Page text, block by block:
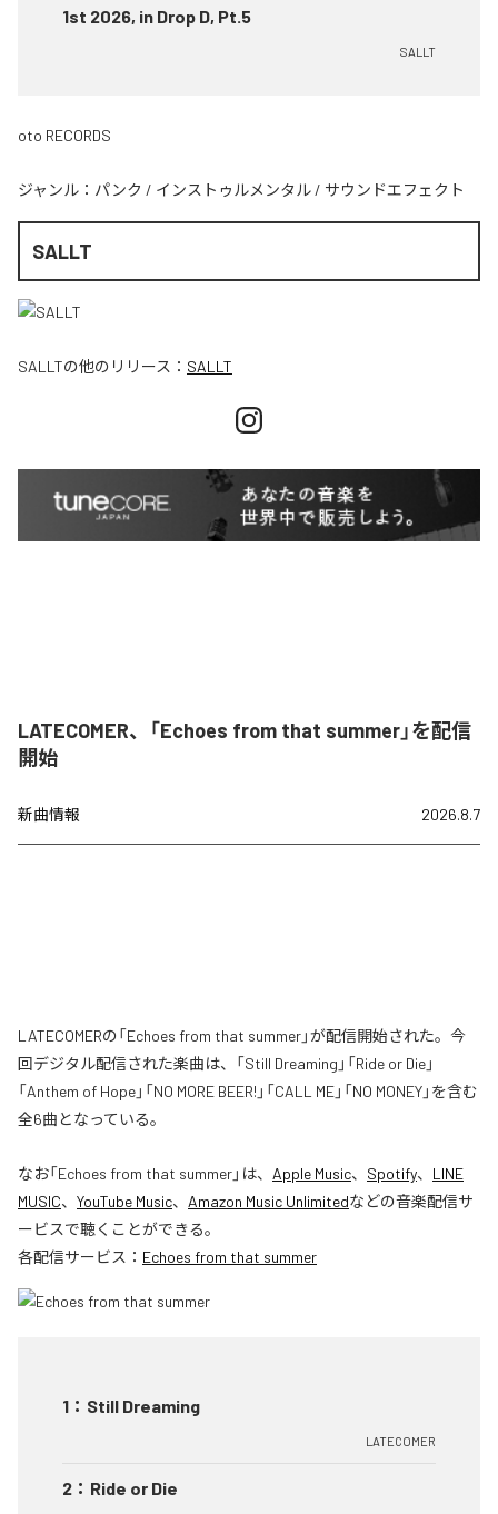
1st 2026, in Drop D, Pt.5
SALLT
oto RECORDS
ジャンル： パンク / インストゥルメンタル / サウンドエフェクト
SALLT
SALLTの他のリリース： SALLT
LATECOMER、「Echoes from that summer」を配信
開始
新曲情報 2026.8.7
LATECOMERの「Echoes from that summer」が配信開始された。今
回デジタル配信された楽曲は、「Still Dreaming」「Ride or Die」
「Anthem of Hope」「NO MORE BEER!」「CALL ME」「NO MONEY」を含む
全6曲となっている。
なお「Echoes from that summer」は、 Apple Music、 Spotify、 LINE
MUSIC、 YouTube Music、 Amazon Music Unlimitedなどの音楽配信サ
ービスで聴くことができる。
各配信サービス： Echoes from that summer
1 ： Still Dreaming
LATECOMER
2 ： Ride or Die